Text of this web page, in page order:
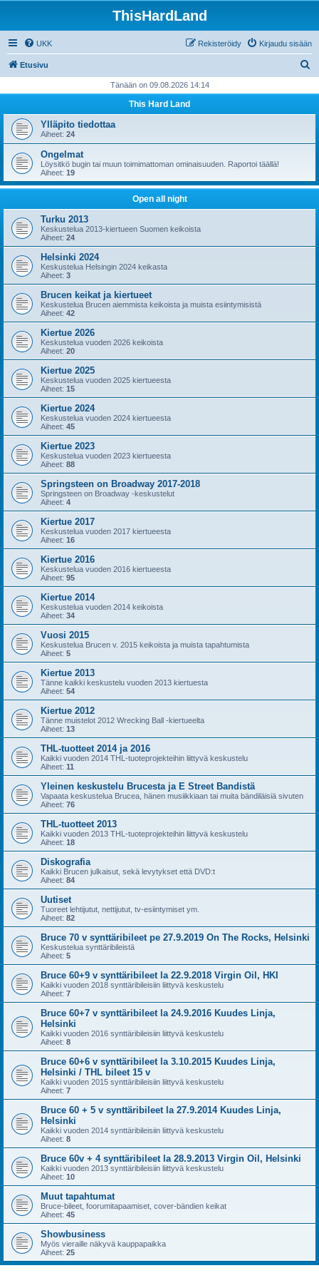
ThisHardLand
UKK Kirjaudu sisään
Rekisteröidy
Etusivu
i
Tänään on 09.08.2026 14:14
This Hard Land
Ylläpito tiedottaa
Aiheet: 24
Ongelmat
Löysitkö bugin tai muun toimimattoman ominaisuuden. Raportoi täällä!
Aiheet: 19
Open all night
Turku 2013
Keskustelua 2013-kiertueen Suomen keikoista
Aiheet: 24
Helsinki 2024
Keskustelua Helsingin 2024 keikasta
Aiheet: 3
Brucen keikat ja kiertueet
Keskustelua Brucen aiemmista keikoista ja muista esiintymisistä
Aiheet: 42
Kiertue 2026
Keskustelua vuoden 2026 keikoista
Aiheet: 20
Kiertue 2025
Keskustelua vuoden 2025 kiertueesta
Aiheet: 15
Kiertue 2024
Keskustelua vuoden 2024 kiertueesta
Aiheet: 45
Kiertue 2023
Keskustelua vuoden 2023 kiertueesta
Aiheet: 88
Springsteen on Broadway 2017-2018
Springsteen on Broadway -keskustelut
Aiheet: 4
Kiertue 2017
Keskustelua vuoden 2017 kiertueesta
Aiheet: 16
Kiertue 2016
Keskustelua vuoden 2016 kiertueesta
Aiheet: 95
Kiertue 2014
Keskustelua vuoden 2014 keikoista
Aiheet: 34
Vuosi 2015
Keskustelua Brucen v. 2015 keikoista ja muista tapahtumista
Aiheet: 5
Kiertue 2013
Tänne kaikki keskustelu vuoden 2013 kiertuesta
Aiheet: 54
Kiertue 2012
Tänne muistelot 2012 Wrecking Ball -kiertueelta
Aiheet: 13
THL-tuotteet 2014 ja 2016
Kaikki vuoden 2014 THL-tuoteprojekteihin liittyvä keskustelu
Aiheet: 11
Yleinen keskustelu Brucesta ja E Street Bandistä
Vapaata keskustelua Brucea, hänen musiikkiaan tai muita bändiläisiä sivuten
Aiheet: 76
THL-tuotteet 2013
Kaikki vuoden 2013 THL-tuoteprojekteihin liittyvä keskustelu
Aiheet: 18
Diskografia
Kaikki Brucen julkaisut, sekä levytykset että DVD:t
Aiheet: 84
Uutiset
Tuoreet lehtijutut, nettijutut, tv-esiintymiset ym.
Aiheet: 82
Bruce 70 v synttäribileet pe 27.9.2019 On The Rocks, Helsinki
Keskustelua synttäribileistä
Aiheet: 5
Bruce 60+9 v synttäribileet la 22.9.2018 Virgin Oil, HKI
Kaikki vuoden 2018 synttäribileisiin liittyvä keskustelu
Aiheet: 7
Bruce 60+7 v synttäribileet la 24.9.2016 Kuudes Linja,
Helsinki
Kaikki vuoden 2016 synttäribileisiin liittyvä keskustelu
Aiheet: 8
Bruce 60+6 v synttäribileet la 3.10.2015 Kuudes Linja,
Helsinki / THL bileet 15 v
Kaikki vuoden 2015 synttäribileisiin liittyvä keskustelu
Aiheet: 7
Bruce 60 + 5 v synttäribileet la 27.9.2014 Kuudes Linja,
Helsinki
Kaikki vuoden 2014 synttäribileisiin liittyvä keskustelu
Aiheet: 8
Bruce 60v + 4 synttäribileet la 28.9.2013 Virgin Oil, Helsinki
Kaikki vuoden 2013 synttäribileisiin liittyvä keskustelu
Aiheet: 10
Muut tapahtumat
Bruce-bileet, foorumitapaamiset, cover-bändien keikat
Aiheet: 45
Showbusiness
Myös vieraille näkyvä kauppapaikka
Aiheet: 25